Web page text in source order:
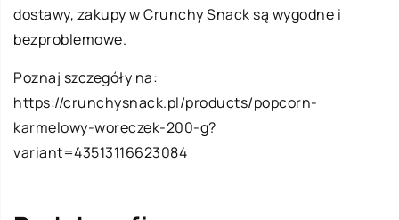
dostawy, zakupy w Crunchy Snack są wygodne i
bezproblemowe.
Poznaj szczegóły na:
https://crunchysnack.pl/products/popcorn-
karmelowy-woreczek-200-g?
variant=43513116623084